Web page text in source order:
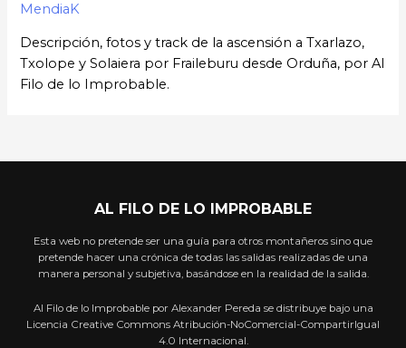
MendiaK
Descripción, fotos y track de la ascensión a Txarlazo,
Txolope y Solaiera por Fraileburu desde Orduña, por Al
Filo de lo Improbable.
AL FILO DE LO IMPROBABLE
Esta web no pretende ser una guía para otros montañeros sino que
pretende hacer una crónica de todas las salidas realizadas de una
manera personal y subjetiva, basándose en la realidad de la salida.
Al Filo de lo Improbable por Alexander Pereda se distribuye bajo una
Licencia Creative Commons Atribución-NoComercial-CompartirIgual
4.0 Internacional.